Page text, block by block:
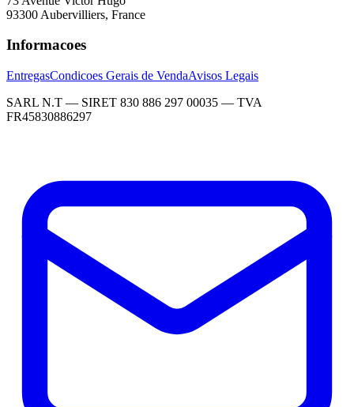
93300 Aubervilliers, France
Informacoes
EntregasCondicoes Gerais de VendaAvisos Legais
SARL N.T — SIRET 830 886 297 00035 — TVA
FR45830886297